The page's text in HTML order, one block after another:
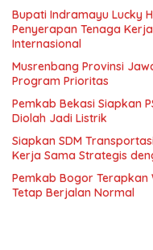
Bupati Indramayu Lucky
Penyerapan Tenaga
Internasional
Musrenbang Provinsi
Program Prioritas
Pemkab Bekasi Siapkan
Diolah Jadi Listrik
Siapkan SDM
Kerja Sama Strategis
Pemkab Bogor Terapkan
Tetap Berjalan Normal